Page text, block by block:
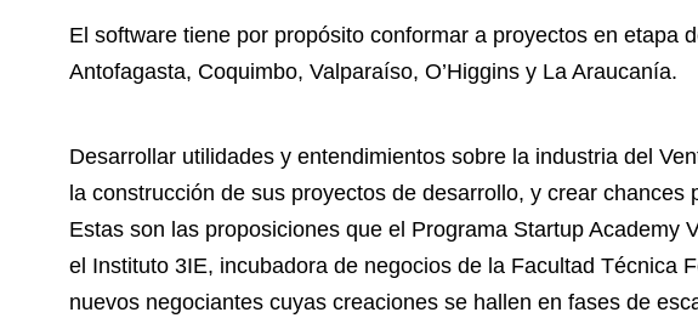
El software tiene por propósito conformar a proyectos en etapa
Antofagasta, Coquimbo, Valparaíso, O’Higgins y La Araucanía.
Desarrollar utilidades y entendimientos sobre la industria del
la construcción de sus proyectos de desarrollo, y crear chances
Estas son las proposiciones que el Programa Startup Academy
el Instituto 3IE, incubadora de negocios de la Facultad Técnica
nuevos negociantes cuyas creaciones se hallen en fases de